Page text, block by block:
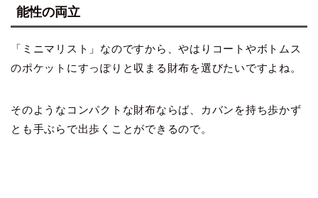
能性の両立
「ミニマリスト」なのですから、やはりコートやボトムス
のポケットにすっぽりと収まる財布を選びたいですよね。
そのようなコンパクトな財布ならば、カバンを持ち歩かず
とも手ぶらで出歩くことができるので。